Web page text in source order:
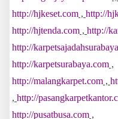
http://hjkeset.com , http://
http://hjtenda.com , http://
http://
http://karpetsurabaya.com ,
http://malangkarpet.com ,
, http://
http://pusatbusa.com ,